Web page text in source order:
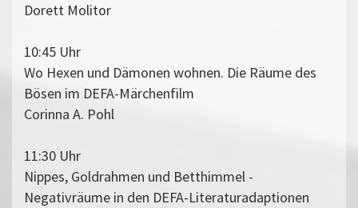
Dorett Molitor
10:45 Uhr
Wo Hexen und Dämonen wohnen. Die Räume des
Bösen im DEFA-Märchenfilm
Corinna A. Pohl
11:30 Uhr
Nippes, Goldrahmen und Betthimmel -
Negativräume in den DEFA-Literaturadaptionen